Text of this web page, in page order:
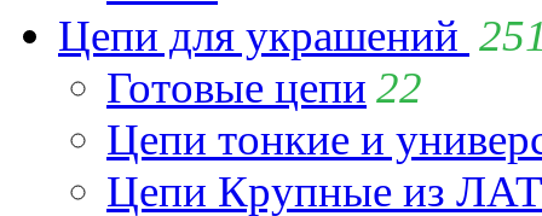
Цепи для украшений
Готовые цепи 22
Цепи тонкие и
Цепи Крупные из